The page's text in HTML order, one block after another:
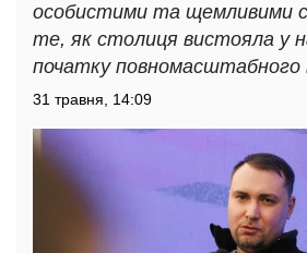
особистими та щемливими
те, як столиця вистояла у
початку повномасштабного
31 травня, 14:09